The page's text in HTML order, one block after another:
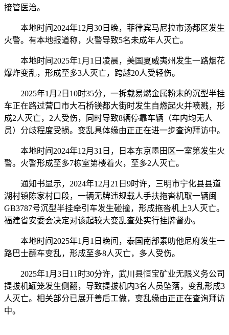
接管医治。
本地时间2024年12月30日晚，菲律宾马尼拉市汤都区发生
火警。有本地报道称，火警导致5名未成年人灭亡。
本地时间2025年1月1日凌晨，美国夏威夷州发生一路烟花
爆炸变乱，形成至多3人灭亡，跨越20人受轻伤。
2025年1月2日10时35分，一拆载易燃金属粉末的沉型半挂
车正在路过营口市大石桥镁都大街时发生自燃起火并喷溅，形
成2人灭亡，2人受伤，同时导致8辆停靠车辆（车内均无人
员）分歧程度受损。变乱具体缘由正正在进一步查询拜访中。
本地时间2024年12月31日，日本东京墨田区一室第发生火
警。火警形成至多7栋室第楼着火，至多2人灭亡。
通知书显示，2024年12月21日9时许，三明市宁化县县道
湖村镇陈家村口段，一辆无牌违规载人手扶拖沓机取一辆闽
GB3787号沉型半挂牵引车发生碰撞，形成拖沓机上3人灭亡。
福建省安委会决定对该起较大变乱查处实行挂牌督办。
本地时间2025年1月1日晚间，泰国南部素叻他尼府发生一
路巴士翻车变乱，形成至多8人灭亡，多人受伤。
2025年1月3日11时30分许，武川县恒宝矿业无限义务公司
提拔机罐笼发生侧翻，导致提拔机内3名人员坠落，变乱形成3
人灭亡。相关部分已展开善后工做，变乱缘由正正在查询拜访
中。